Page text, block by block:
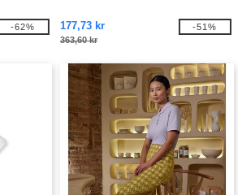
-62% 177,73 kr
363,60 kr
-51%